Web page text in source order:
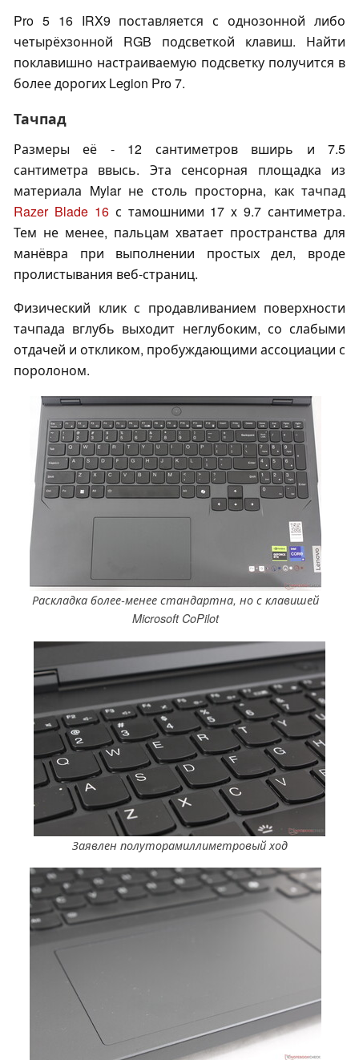
Pro 5 16 IRX9 поставляется с однозонной либо
четырёхзонной RGB подсветкой клавиш. Найти
поклавишно настраиваемую подсветку получится в
более дорогих Legion Pro 7.
Тачпад
Размеры её - 12 сантиметров вширь и 7.5
сантиметра ввысь. Эта сенсорная площадка из
материала Mylar не столь просторна, как тачпад
Razer Blade 16с тамошними 17 x 9.7 сантиметра.
Тем не менее, пальцам хватает пространства для
манёвра при выполнении простых дел, вроде
пролистывания веб-страниц.
Физический клик с продавливанием поверхности
тачпада вглубь выходит неглубоким, со слабыми
отдачей и откликом, пробуждающими ассоциации с
поролоном.
Раскладка более-менее стандартна, но с клавишей
Microsoft CoPilot
Заявлен полуторамиллиметровый ход